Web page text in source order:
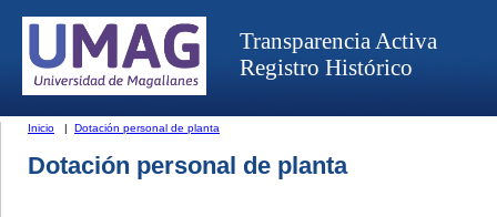
Transparencia Activa
Registro Histórico
Inicio | Dotación personal de planta
Dotación personal de planta